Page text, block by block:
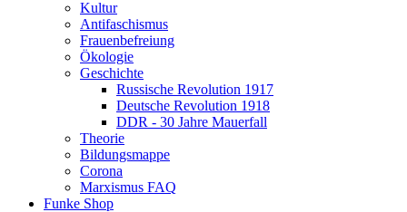
Kultur
Antifaschismus
Frauenbefreiung
Ökologie
Geschichte
Russische Revolution 1917
Deutsche Revolution 1918
DDR - 30 Jahre Mauerfall
Theorie
Bildungsmappe
Corona
Marxismus FAQ
Funke Shop